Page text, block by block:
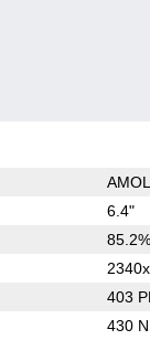
6.4"
85.2%
403
430